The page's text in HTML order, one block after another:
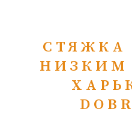
СТЯЖКА
НИЗКИМ